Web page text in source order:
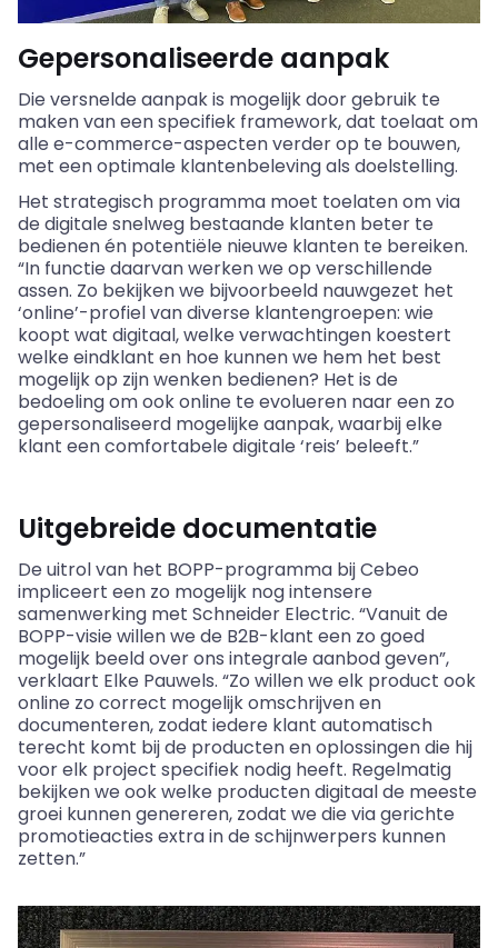
Gepersonaliseerde aanpak
Die versnelde aanpak is mogelijk door gebruik te
maken van een specifiek framework, dat toelaat om
alle e-commerce-aspecten verder op te bouwen,
met een optimale klantenbeleving als doelstelling.
Het strategisch programma moet toelaten om via
de digitale snelweg bestaande klanten beter te
bedienen én potentiële nieuwe klanten te bereiken.
“In functie daarvan werken we op verschillende
assen. Zo bekijken we bijvoorbeeld nauwgezet het
‘online’-profiel van diverse klantengroepen: wie
koopt wat digitaal, welke verwachtingen koestert
welke eindklant en hoe kunnen we hem het best
mogelijk op zijn wenken bedienen? Het is de
bedoeling om ook online te evolueren naar een zo
gepersonaliseerd mogelijke aanpak, waarbij elke
klant een comfortabele digitale ‘reis’ beleeft.”
Uitgebreide documentatie
De uitrol van het BOPP-programma bij Cebeo
impliceert een zo mogelijk nog intensere
samenwerking met Schneider Electric. “Vanuit de
BOPP-visie willen we de B2B-klant een zo goed
mogelijk beeld over ons integrale aanbod geven”,
verklaart Elke Pauwels. “Zo willen we elk product ook
online zo correct mogelijk omschrijven en
documenteren, zodat iedere klant automatisch
terecht komt bij de producten en oplossingen die hij
voor elk project specifiek nodig heeft. Regelmatig
bekijken we ook welke producten digitaal de meeste
groei kunnen genereren, zodat we die via gerichte
promotieacties extra in de schijnwerpers kunnen
zetten.”